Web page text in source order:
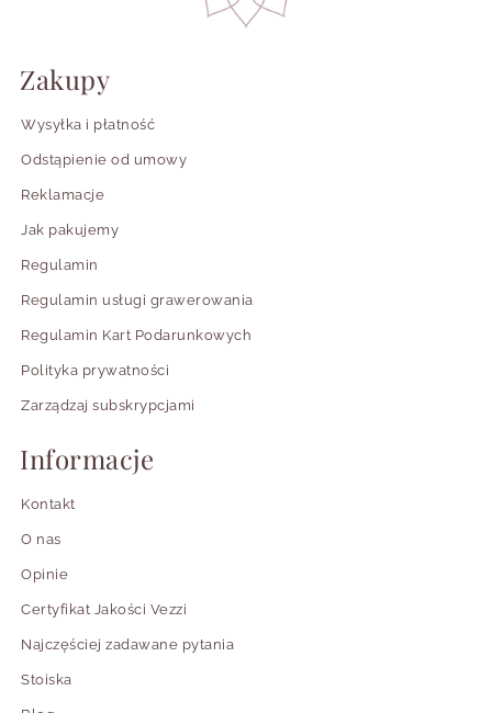
Zakupy
Wysyłka i płatność
Odstąpienie od umowy
Reklamacje
Jak pakujemy
Regulamin
Regulamin usługi grawerowania
Regulamin Kart Podarunkowych
Polityka prywatności
Zarządzaj subskrypcjami
Informacje
Kontakt
O nas
Opinie
Certyfikat Jakości Vezzi
Najczęściej zadawane pytania
Stoiska